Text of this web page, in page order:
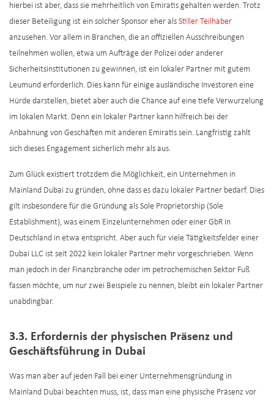
hierbei ist aber, dass sie mehrheitlich von Emiratis gehalten werden. Trotz
dieser Beteiligung ist ein solcher Sponsor eher als Stiller Teilhaber
anzusehen. Vor allem in Branchen, die an offiziellen Ausschreibungen
teilnehmen wollen, etwa um Aufträge der Polizei oder anderer
Sicherheitsinstitutionen zu gewinnen, ist ein lokaler Partner mit gutem
Leumund erforderlich. Dies kann für einige ausländische Investoren eine
Hürde darstellen, bietet aber auch die Chance auf eine tiefe Verwurzelung
im lokalen Markt. Denn ein lokaler Partner kann hilfreich bei der
Anbahnung von Geschäften mit anderen Emiratis sein. Langfristig zahlt
sich dieses Engagement sicherlich mehr als aus.
Zum Glück existiert trotzdem die Möglichkeit, ein Unternehmen in
Mainland Dubai zu gründen, ohne dass es dazu lokaler Partner bedarf. Dies
gilt insbesondere für die Gründung als Sole Proprietorship (Sole
Establishment), was einem Einzelunternehmen oder einer GbR in
Deutschland in etwa entspricht. Aber auch für viele Tätigkeitsfelder einer
Dubai LLC ist seit 2022 kein lokaler Partner mehr vorgeschrieben. Wenn
man jedoch in der Finanzbranche oder im petrochemischen Sektor Fuß
fassen möchte, um nur zwei Beispiele zu nennen, bleibt ein lokaler Partner
unabdingbar.
3.3. Erfordernis der physischen Präsenz und
Geschäftsführung in Dubai
Was man aber auf jeden Fall bei einer Unternehmensgründung in
Mainland Dubai beachten muss, ist, dass man eine physische Präsenz vor